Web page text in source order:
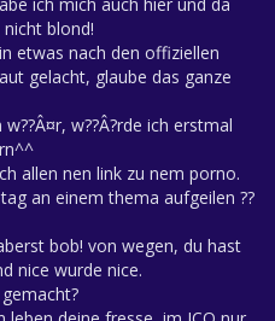
blond!
etwas nach den offiziellen
gelacht, glaube das ganze
w??Â?rde ich erstmal
allen nen link zu nem porno.
an einem thema aufgeilen ??
bob! von wegen, du hast
nice wurde nice.